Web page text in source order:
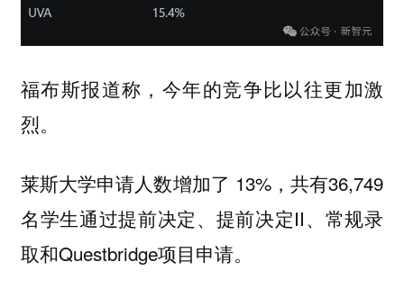
福布斯报道称，今年的竞争比以往更加激
烈。
莱斯大学申请人数增加了 13%，共有36,749
名学生通过提前决定、提前决定II、常规录
取和Questbridge项目申请。